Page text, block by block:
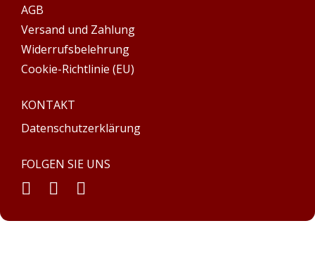
AGB
Versand und Zahlung
Widerrufsbelehrung
Cookie-Richtlinie (EU)
KONTAKT
Datenschutzerklärung
FOLGEN SIE UNS